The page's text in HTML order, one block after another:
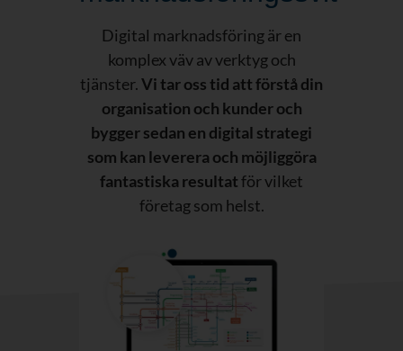
Digital marknadsföring är en
komplex väv av verktyg och
tjänster.Vi tar oss tid att förstå din
organisation och kunder och
bygger sedan en digital strategi
som kan leverera och möjliggöra
fantastiska resultatför vilket
företag som helst.